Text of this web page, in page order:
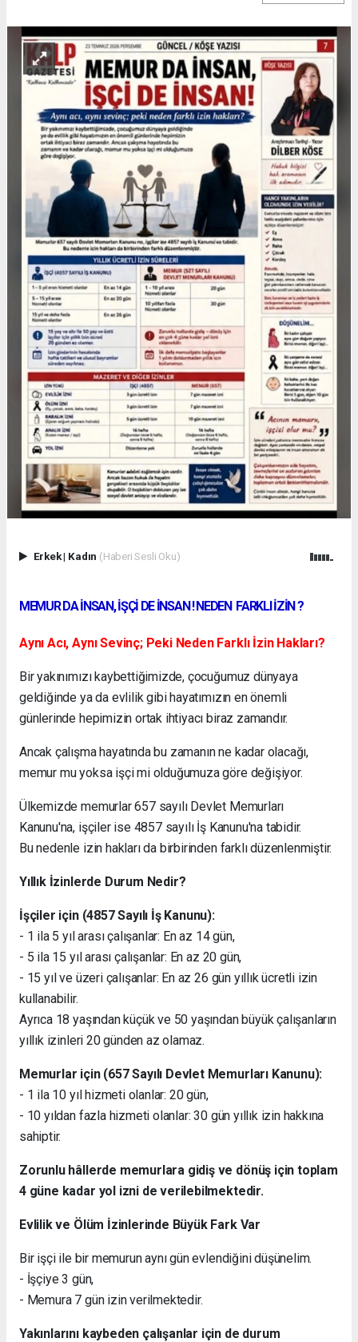
Erkek| Kadın (Haberi Sesli Oku)
MEMUR DA İNSAN, İŞÇİ DE İNSAN ! NEDEN FARKLI İZİN ?
Aynı Acı, Aynı Sevinç; Peki Neden Farklı İzin Hakları?
Bir yakınımızı kaybettiğimizde, çocuğumuz dünyaya
geldiğinde ya da evlilik gibi hayatımızın en önemli
günlerinde hepimizin ortak ihtiyacı biraz zamandır.
Ancak çalışma hayatında bu zamanın ne kadar olacağı,
memur mu yoksa işçi mi olduğumuza göre değişiyor.
Ülkemizde memurlar 657 sayılı Devlet Memurları
Kanunu'na, işçiler ise 4857 sayılı İş Kanunu'na tabidir.
Bu nedenle izin hakları da birbirinden farklı düzenlenmiştir.
Yıllık İzinlerde Durum Nedir?
İşçiler için (4857 Sayılı İş Kanunu):
- 1 ila 5 yıl arası çalışanlar: En az 14 gün,
- 5 ila 15 yıl arası çalışanlar: En az 20 gün,
- 15 yıl ve üzeri çalışanlar: En az 26 gün yıllık ücretli izin
kullanabilir.
Ayrıca 18 yaşından küçük ve 50 yaşından büyük çalışanların
yıllık izinleri 20 günden az olamaz.
Memurlar için (657 Sayılı Devlet Memurları Kanunu):
- 1 ila 10 yıl hizmeti olanlar: 20 gün,
- 10 yıldan fazla hizmeti olanlar: 30 gün yıllık izin hakkına
sahiptir.
Zorunlu hâllerde memurlara gidiş ve dönüş için toplam
4 güne kadar yol izni de verilebilmektedir.
Evlilik ve Ölüm İzinlerinde Büyük Fark Var
Bir işçi ile bir memurun aynı gün evlendiğini düşünelim.
- İşçiye 3 gün,
- Memura 7 gün izin verilmektedir.
Yakınlarını kaybeden çalışanlar için de durum